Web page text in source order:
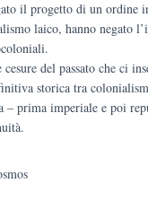
il progetto di un ordine
laico, hanno negato
cesure del passato che ci
storica tra
prima imperiale e poi